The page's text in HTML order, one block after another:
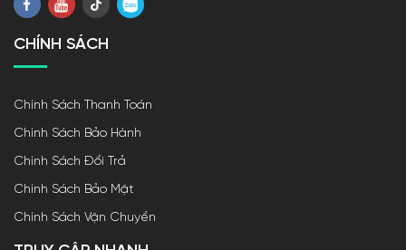
CHÍNH SÁCH
Chính Sách Thanh Toán
Chính Sách Bảo Hành
Chính Sách Đổi Trả
Chính Sách Bảo Mật
Chính Sách Vận Chuyển